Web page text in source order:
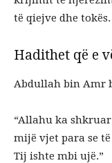
të qiejve dhe tokës.
Hadithet që e
“Allahu ka
mijë vjet para se
Tij ishte mbi ujë.”